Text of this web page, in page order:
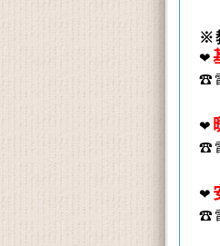
※
❤
☎
❤
☎
❤
☎